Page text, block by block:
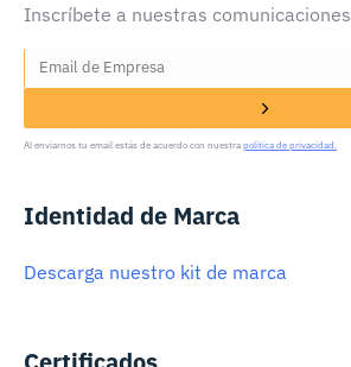
Inscríbete a nuestras comunicaciones
Al enviarnos tu email estás de acuerdo con nuestra política de privacidad.
Identidad de Marca
Descarga nuestro kit de marca